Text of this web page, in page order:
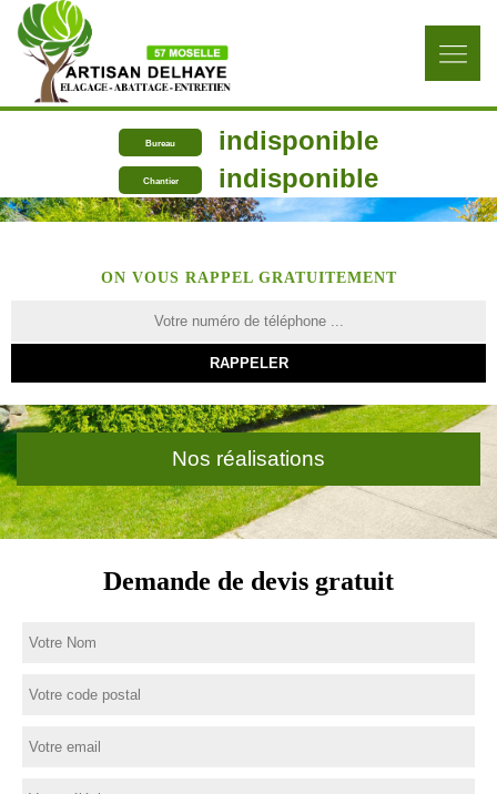
Bureau indisponible
Chantier indisponible
ON VOUS RAPPEL GRATUITEMENT
Nos réalisations
Demande de devis gratuit